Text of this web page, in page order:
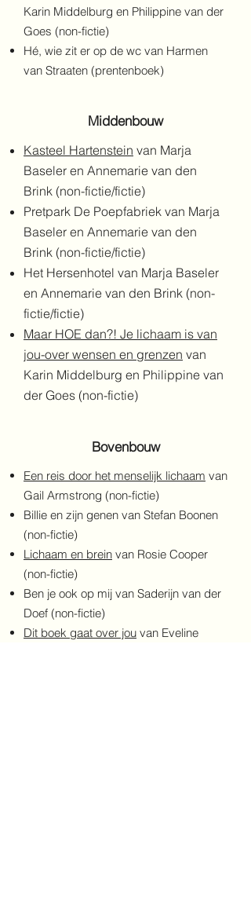
Karin Middelburg en Philippine van der
Goes (non-fictie)
Hé, wie zit er op de wc van Harmen
van Straaten (prentenboek)
Middenbouw
Kasteel Hartenstein van Marja
Baseler en Annemarie van den
Brink (non-fictie/fictie)
Pretpark De Poepfabriek van Marja
Baseler en Annemarie van den
Brink (non-fictie/fictie)
Het Hersenhotel van Marja Baseler
en Annemarie van den Brink (non-
fictie/fictie)
Maar HOE dan?! Je lichaam is van
jou-over wensen en grenzen van
Karin Middelburg en Philippine van
der Goes (non-fictie)
Bovenbouw
Een reis door het menselijk lichaam van
Gail Armstrong (non-fictie)
Billie en zijn genen van Stefan Boonen
(non-fictie)
Lichaam en brein van Rosie Cooper
(non-fictie)
Ben je ook op mij van Saderijn van der
Doef (non-fictie)
Dit boek gaat over jou van Eveline